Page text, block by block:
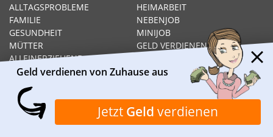
HEIMARBEIT
NEBENJOB
MINIJOB
GELD VERDIENEN
GELD VERDIENEN VON
ZUHAUSE AUS
ALLTAGSPROBLEME
FAMILIE
GESUNDHEIT
MÜTTER
ALLEINERZIEHEND
WISSENSWERTES
RECHT
SOZIALHILFE
HARTZ IV
Geld verdienen von Zuhause aus
Jetzt Geld verdienen